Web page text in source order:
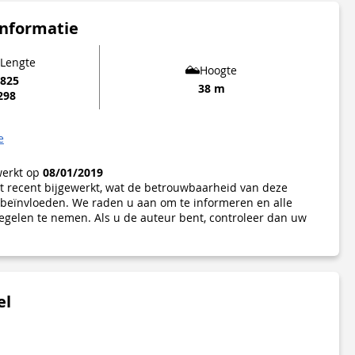
Hoogte
38 m
op 08/01/2019
recent bijgewerkt, wat de betrouwbaarheid van deze
We raden u aan om te informeren en alle
te nemen. Als u de auteur bent, controleer dan uw